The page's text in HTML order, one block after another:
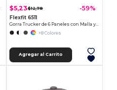
$5,23$12,78 -59%
Flexfit 6511
+8 Colores
Agregar al Carrito